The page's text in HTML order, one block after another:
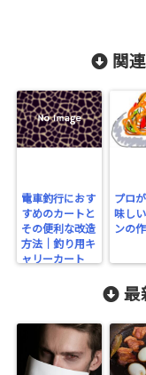
関
電車釣行におす
すめのカートと
その便利な改造
方法｜釣り用キ
ャリーカート
プロ
味し
ンの
最